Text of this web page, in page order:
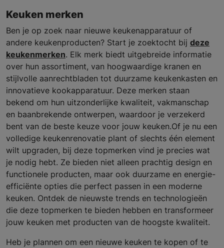
Keuken merken
Ben je op zoek naar nieuwe keukenapparatuur of
andere keukenproducten? Start je zoektocht bij deze
keukenmerken. Elk merk biedt uitgebreide informatie
over hun assortiment, van hoogwaardige kranen en
stijlvolle aanrechtbladen tot duurzame keukenkasten en
innovatieve kookapparatuur. Deze merken staan
bekend om hun uitzonderlijke kwaliteit, vakmanschap
en baanbrekende ontwerpen, waardoor je verzekerd
bent van de beste keuze voor jouw keuken.Of je nu een
volledige keukenrenovatie plant of slechts één element
wilt upgraden, bij deze topmerken vind je precies wat
je nodig hebt. Ze bieden niet alleen prachtig design en
functionele producten, maar ook duurzame en energie-
efficiënte opties die perfect passen in een moderne
keuken. Ontdek de nieuwste trends en technologieën
die deze topmerken te bieden hebben en transformeer
jouw keuken met producten van de hoogste kwaliteit.
Heb je plannen om een nieuwe keuken te kopen of te